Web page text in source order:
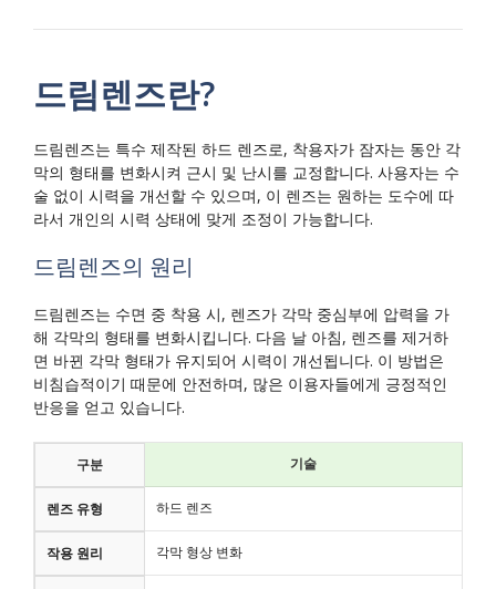
드림렌즈란?
드림렌즈는 특수 제작된 하드 렌즈로, 착용자가 잠자는 동안 각
막의 형태를 변화시켜 근시 및 난시를 교정합니다. 사용자는 수
술 없이 시력을 개선할 수 있으며, 이 렌즈는 원하는 도수에 따
라서 개인의 시력 상태에 맞게 조정이 가능합니다.
드림렌즈의 원리
드림렌즈는 수면 중 착용 시, 렌즈가 각막 중심부에 압력을 가
해 각막의 형태를 변화시킵니다. 다음 날 아침, 렌즈를 제거하
면 바뀐 각막 형태가 유지되어 시력이 개선됩니다. 이 방법은
비침습적이기 때문에 안전하며, 많은 이용자들에게 긍정적인
반응을 얻고 있습니다.
구분 기술
렌즈 유형 하드 렌즈
작용 원리 각막 형상 변화